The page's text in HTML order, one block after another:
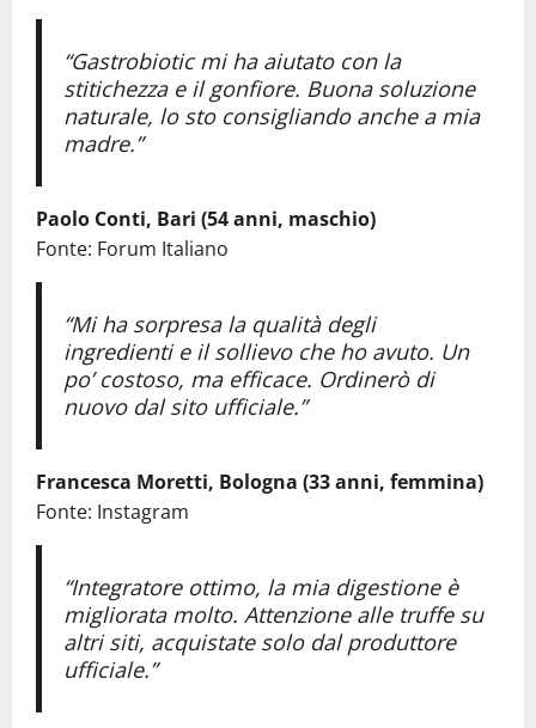
“Gastrobiotic mi ha aiutato con la
stitichezza e il gonfiore. Buona soluzione
naturale, lo sto consigliando anche a mia
madre.”
Paolo Conti, Bari (54 anni, maschio)
Fonte: Forum Italiano
“Mi ha sorpresa la qualità degli
ingredienti e il sollievo che ho avuto. Un
po’ costoso, ma efficace. Ordinerò di
nuovo dal sito ufficiale.”
Francesca Moretti, Bologna (33 anni, femmina)
Fonte: Instagram
“Integratore ottimo, la mia digestione è
migliorata molto. Attenzione alle truffe su
altri siti, acquistate solo dal produttore
ufficiale.”